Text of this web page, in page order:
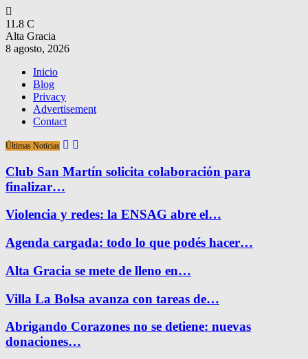
11.8 C
Alta Gracia
8 agosto, 2026
Inicio
Blog
Privacy
Advertisement
Contact
Últimas Noticias
Club San Martín solicita colaboración para
finalizar…
Violencia y redes: la ENSAG abre el…
Agenda cargada: todo lo que podés hacer…
Alta Gracia se mete de lleno en…
Villa La Bolsa avanza con tareas de…
Abrigando Corazones no se detiene: nuevas
donaciones…